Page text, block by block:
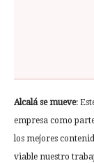
Alcalá se mueve:
empresa como
los mejores
viable nuestro